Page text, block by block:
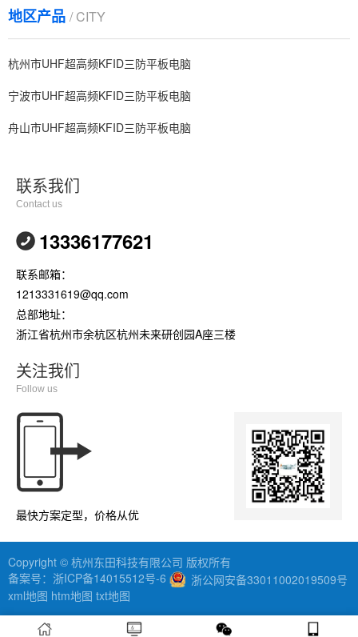
地区产品 / CITY
杭州市UHF超高频KFID三防平板电脑
宁波市UHF超高频KFID三防平板电脑
舟山市UHF超高频KFID三防平板电脑
联系我们
Contact us
13336177621
联系邮箱：
1213331619@qq.com
总部地址：
浙江省杭州市余杭区杭州未来研创园A座三楼
关注我们
Follow us
最快方案定型，价格从优
Copyright © 杭州东田科技有限公司 版权所有
备案号： 浙ICP备14015512号-6
浙公网安备33011002019509号
xml地图 htm地图 txt地图